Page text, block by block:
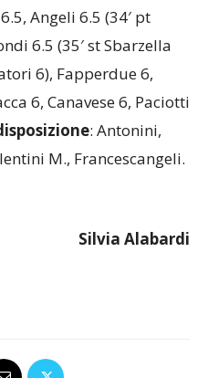
6.5 (35′ st Sbarzella
6), Fapperdue 6,
6, Canavese 6, Paciotti
: Antonini,
M., Francescangeli.